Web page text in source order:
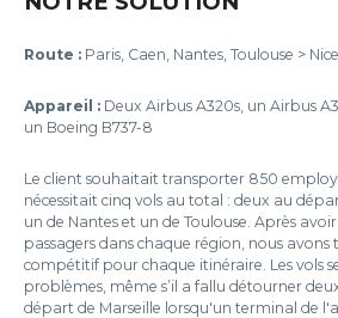
Route : Paris, Caen, Nantes, Toulouse > Nice
Appareil : Deux Airbus A320s, un Airbus
un Boeing B737-8
Le client souhaitait transporter 850
nécessitait cinq vols au total : deux au
un de Nantes et un de Toulouse. Après
passagers dans chaque région, nous
compétitif pour chaque itinéraire. Les vols
problèmes, même s’il a fallu détourner
départ de Marseille lorsqu'un terminal de